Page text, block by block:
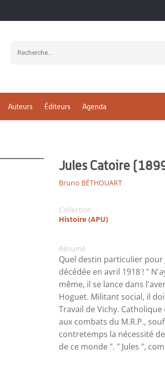
Auteurs Éditeurs Agenda
Jules Catoire
Bruno BÉTHOUART
Collection
Histoire (APU)
Résumé
Quel destin particulier
décédée en avril 1918 ! "
même, il se lance dans
Hoguet. Militant social, il
Travail de Vichy.
aux combats du M.R.P.,
contretemps la nécessité
de ce monde ". " Jules ",